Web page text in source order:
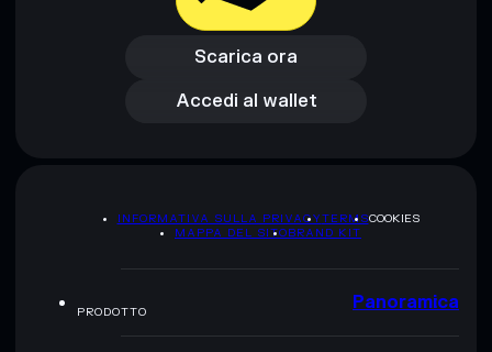
Scarica ora
Scarica ora
Accedi al wallet
Accedi al wallet
INFORMATIVA SULLA PRIVACYTERMSCOOKIES
MAPPA DEL SITOBRAND KIT
PRODOTTO Panoramica